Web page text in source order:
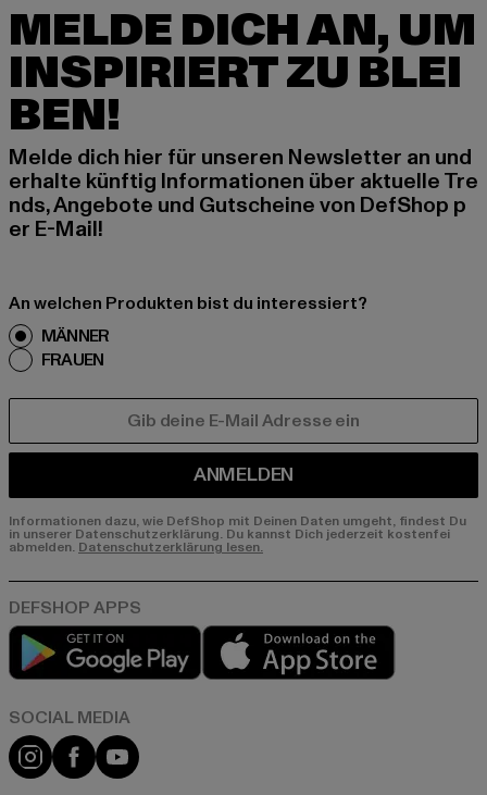
MELDE DICH AN, UM
INSPIRIERT ZU BLEI
BEN!
Melde dich hier für unseren Newsletter an und
erhalte künftig Informationen über aktuelle Tre
nds, Angebote und Gutscheine von DefShop p
er E-Mail!
An welchen Produkten bist du interessiert?
MÄNNER
FRAUEN
ANMELDEN
Informationen dazu, wie DefShop mit Deinen Daten umgeht, findest Du
in unserer Datenschutzerklärung. Du kannst Dich jederzeit kostenfei
abmelden. Datenschutzerklärung lesen.
Play market
Instagram
FacebookYouTube